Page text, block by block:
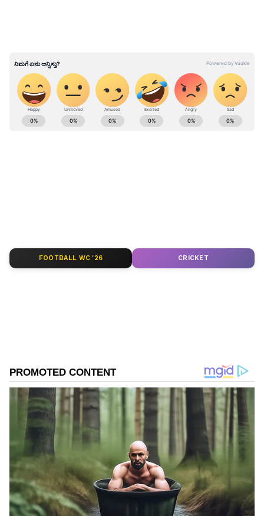
ಬೇಡವೆಂದ ಗೆಳೆಯನನ್ನೇ ಕೊಲೆಗೈದ ಸ್ನೇಹಿತ!
ಕರ್ನಾಟಕ, ಭಾರತ ( India News) ಮತ್ತು ಜಗತ್ತಿನ
ABOUT THE AUTHOR
FOOTBALL WC '26 CRICKET